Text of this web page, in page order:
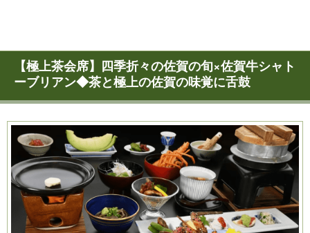
【極上茶会席】四季折々の佐賀の旬×佐賀牛シャト
ーブリアン◆茶と極上の佐賀の味覚に舌鼓